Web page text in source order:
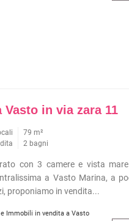
Vasto in via zara 11
79 m²
2 bagni
con 3 camere e vista
a Vasto Marina, a
proponiamo in vendita...
Immobili in vendita a Vasto